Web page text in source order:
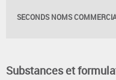
SECONDS NOMS
Substances et